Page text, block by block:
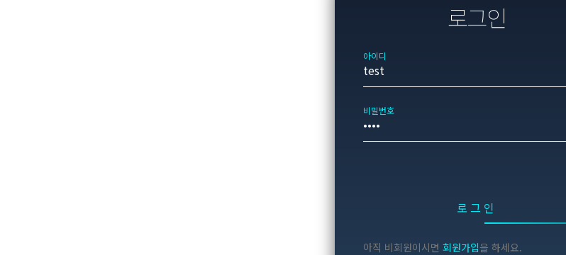
로그인
아이디
비밀번호
로그인
아직 비회원이시면 회원가입을 하세요.